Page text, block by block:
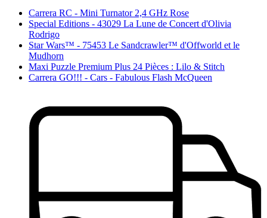
Carrera RC - Mini Turnator 2,4 GHz Rose
Special Editions - 43029 La Lune de Concert d'Olivia
Rodrigo
Star Wars™ - 75453 Le Sandcrawler™ d'Offworld et le
Mudhorn
Maxi Puzzle Premium Plus 24 Pièces : Lilo & Stitch
Carrera GO!!! - Cars - Fabulous Flash McQueen